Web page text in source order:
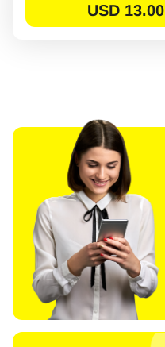
USD 13.00